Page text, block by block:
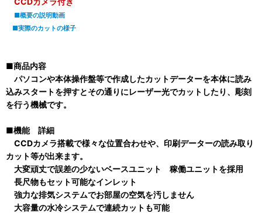
■概要の説明動画
■実際のカットの様子
■商品内容
パソコンや本体操作盤等で作成したカットデーターを本体に読み
込みスタートを押すとその通りにレーザー光でカットしたり、彫刻
を行う機械です。
■機能 詳細
CCDカメラ搭載で様々な位置合わせや、印刷データーの読み取り
カット等が出来ます。
大変頑丈で誤差の少ないベースユニット 稼働ユニットを採用
長尺物もセット可能なインレット
強力な排気システムでお部屋の空気を汚しません
大容量の水冷システムで連続カットも可能